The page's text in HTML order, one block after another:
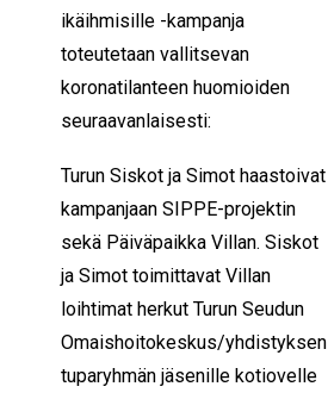
ikäihmisille -kampanja
toteutetaan vallitsevan
koronatilanteen huomioiden
seuraavanlaisesti:
Turun Siskot ja Simot haastoivat
kampanjaan SIPPE-projektin
sekä Päiväpaikka Villan. Siskot
ja Simot toimittavat Villan
loihtimat herkut Turun Seudun
Omaishoitokeskus/yhdistyksen
tuparyhmän jäsenille kotiovelle